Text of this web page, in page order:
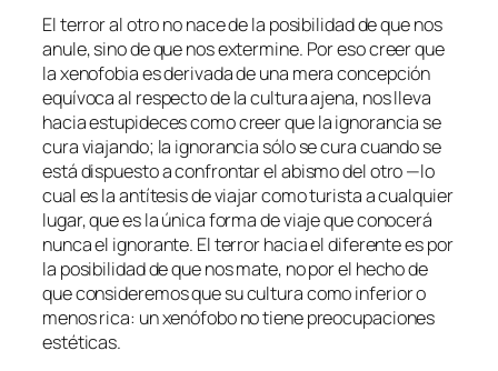
El te­rror al otro no na­ce de la po­si­bi­li­dad de que nos
anu­le, sino de que nos ex­ter­mi­ne. Por eso creer que
la xe­no­fo­bia es de­ri­va­da de una me­ra con­cep­ción
equí­vo­ca al res­pec­to de la cul­tu­ra aje­na, nos lle­va
ha­cia es­tu­pi­de­ces co­mo creer que la ig­no­ran­cia se
cu­ra via­jan­do; la ig­no­ran­cia só­lo se cu­ra cuan­do se
es­tá dis­pues­to a con­fron­tar el abis­mo del otro —lo
cual es la an­tí­te­sis de via­jar co­mo tu­ris­ta a cual­quier
lu­gar, que es la úni­ca for­ma de via­je que co­no­ce­rá
nun­ca el ig­no­ran­te. El te­rror ha­cia el di­fe­ren­te es por
la po­si­bi­li­dad de que nos ma­te, no por el he­cho de
que con­si­de­re­mos que su cul­tu­ra co­mo in­fe­rior o
me­nos ri­ca: un xe­nó­fo­bo no tie­ne preo­cu­pa­cio­nes
estéticas.